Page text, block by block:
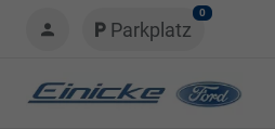
Parkplatz
0